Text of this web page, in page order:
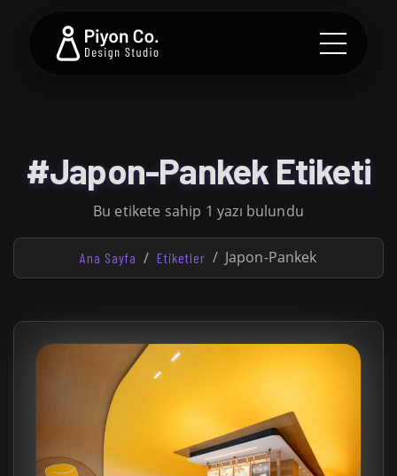
#Japon-Pankek Etiketi
Bu etikete sahip 1 yazı bulundu
Ana Sayfa Etiketler Japon-Pankek